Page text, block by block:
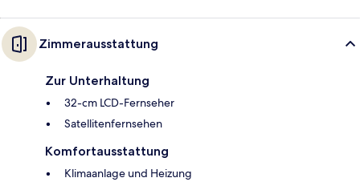
Zimmerausstattung
Zur Unterhaltung
32-cm LCD-Fernseher
Satellitenfernsehen
Komfortausstattung
Klimaanlage und Heizung